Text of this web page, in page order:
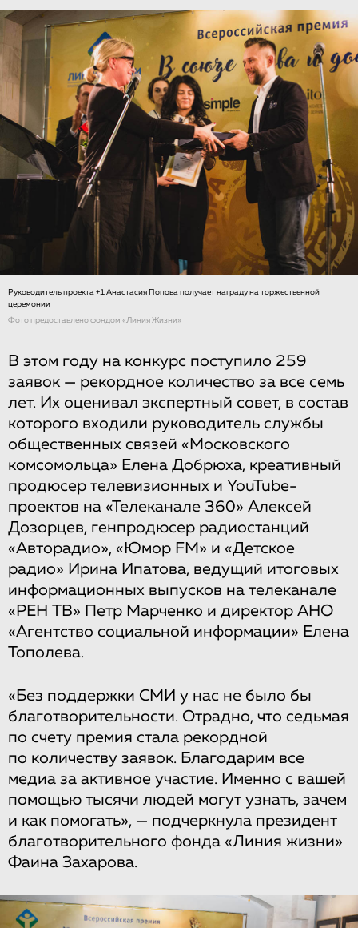
Руководитель проекта +1 Анастасия Попова получает награду на торжественной
церемонии
Фото предоставлено фондом «Линия Жизни»
В этом году на конкурс поступило 259
заявок — рекордное количество за все семь
лет. Их оценивал экспертный совет, в состав
которого входили руководитель службы
общественных связей «Московского
комсомольца» Елена Добрюха, креативный
продюсер телевизионных и YouTube-
проектов на «Телеканале 360» Алексей
Дозорцев, генпродюсер радиостанций
«Авторадио», «Юмор FM» и «Детское
радио» Ирина Ипатова, ведущий итоговых
информационных выпусков на телеканале
«РЕН ТВ» Петр Марченко и директор АНО
«Агентство социальной информации» Елена
Тополева.
«Без поддержки СМИ у нас не было бы
благотворительности. Отрадно, что седьмая
по счету премия стала рекордной
по количеству заявок. Благодарим все
медиа за активное участие. Именно с вашей
помощью тысячи людей могут узнать, зачем
и как помогать», — подчеркнула президент
благотворительного фонда «Линия жизни»
Фаина Захарова.